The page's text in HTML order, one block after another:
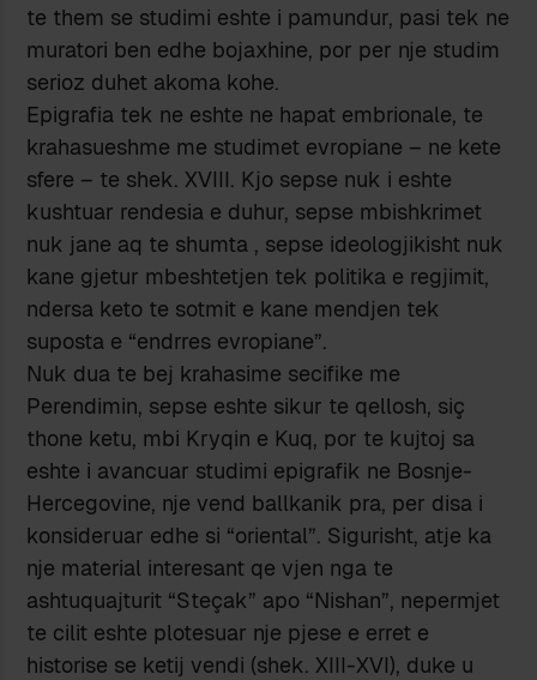
te them se studimi eshte i pamundur, pasi tek ne
muratori ben edhe bojaxhine, por per nje studim
serioz duhet akoma kohe.
Epigrafia tek ne eshte ne hapat embrionale, te
krahasueshme me studimet evropiane – ne kete
sfere – te shek. XVIII. Kjo sepse nuk i eshte
kushtuar rendesia e duhur, sepse mbishkrimet
nuk jane aq te shumta , sepse ideologjikisht nuk
kane gjetur mbeshtetjen tek politika e regjimit,
ndersa keto te sotmit e kane mendjen tek
suposta e “endrres evropiane”.
Nuk dua te bej krahasime secifike me
Perendimin, sepse eshte sikur te qellosh, siç
thone ketu, mbi Kryqin e Kuq, por te kujtoj sa
eshte i avancuar studimi epigrafik ne Bosnje-
Hercegovine, nje vend ballkanik pra, per disa i
konsideruar edhe si “oriental”. Sigurisht, atje ka
nje material interesant qe vjen nga te
ashtuquajturit “Steçak” apo “Nishan”, nepermjet
te cilit eshte plotesuar nje pjese e erret e
historise se ketij vendi (shek. XIII-XVI), duke u